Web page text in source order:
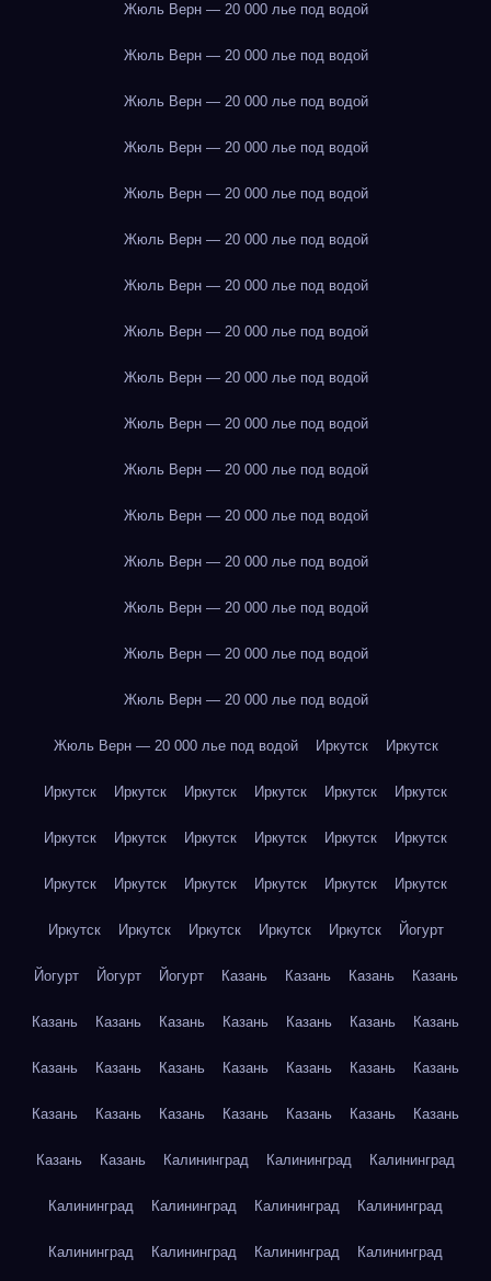
Жюль Верн — 20 000 лье под водой
Жюль Верн — 20 000 лье под водой
Жюль Верн — 20 000 лье под водой
Жюль Верн — 20 000 лье под водой
Жюль Верн — 20 000 лье под водой
Жюль Верн — 20 000 лье под водой
Жюль Верн — 20 000 лье под водой
Жюль Верн — 20 000 лье под водой
Жюль Верн — 20 000 лье под водой
Жюль Верн — 20 000 лье под водой
Жюль Верн — 20 000 лье под водой
Жюль Верн — 20 000 лье под водой
Жюль Верн — 20 000 лье под водой
Жюль Верн — 20 000 лье под водой
Жюль Верн — 20 000 лье под водой
Жюль Верн — 20 000 лье под водой
Жюль Верн — 20 000 лье под водой Иркутск Иркутск
Иркутск Иркутск Иркутск Иркутск Иркутск Иркутск
Иркутск Иркутск Иркутск Иркутск Иркутск Иркутск
Иркутск Иркутск Иркутск Иркутск Иркутск Иркутск
Иркутск Иркутск Иркутск Иркутск Иркутск Йогурт
Йогурт Йогурт Йогурт Казань Казань Казань Казань
Казань Казань Казань Казань Казань Казань Казань
Казань Казань Казань Казань Казань Казань Казань
Казань Казань Казань Казань Казань Казань Казань
Казань Казань Калининград Калининград Калининград
Калининград Калининград Калининград Калининград
Калининград Калининград Калининград Калининград